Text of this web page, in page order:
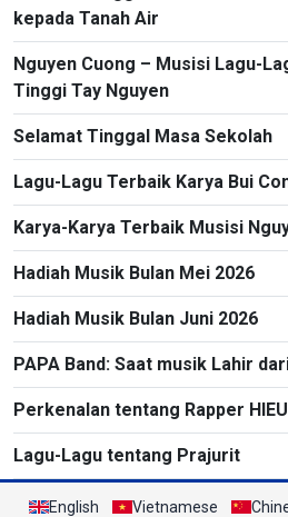
kepada Tanah Air
Nguyen Cuong – Musisi Lagu-
Tinggi Tay Nguyen
Selamat Tinggal Masa Sekolah
Lagu-Lagu Terbaik Karya Bui
Karya-Karya Terbaik Musisi
Hadiah Musik Bulan Mei 2026
Hadiah Musik Bulan Juni 2026
PAPA Band: Saat musik Lahir
Perkenalan tentang Rapper
Lagu-Lagu tentang Prajurit
English Vietnamese